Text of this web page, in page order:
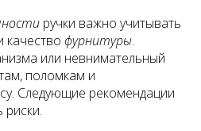
ручки важно учитывать
качество фурнитуры.
или невнимательный
поломкам и
Следующие рекомендации